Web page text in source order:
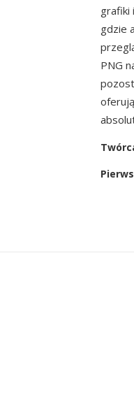
grafiki
gdzie
PNG